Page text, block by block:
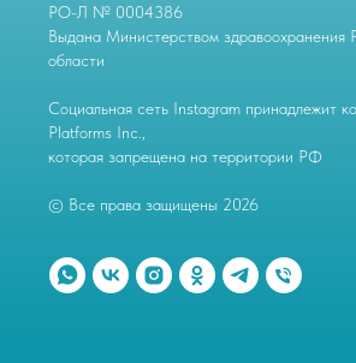
РО-Л № 0004386
Выдана Министерством здравоохранения
области
Социальная сеть Instagram принадлежит
Platforms Inc.,
которая запрещена на территории РФ
© Все права защищены 2026